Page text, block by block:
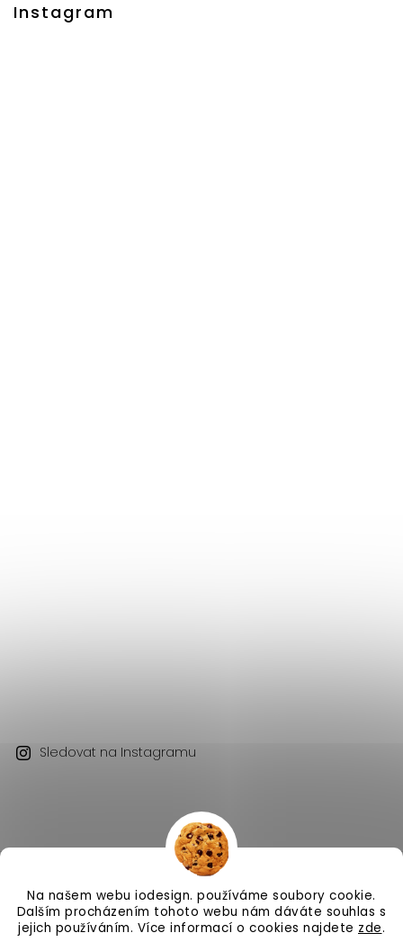
Na našem webu iodesign. používáme soubory cookie.
Dalším procházením tohoto webu nám dáváte souhlas s
jejich používáním. Více informací o cookies najdete zde.
Instagram
Sledovat na Instagramu
Copyright 2026 iodesign. . Všechna práva vyhrazena.
Vytvořil Shoptet| DesignShoptak.cz